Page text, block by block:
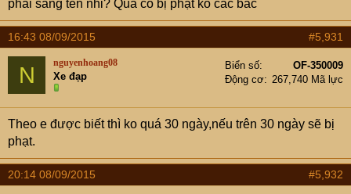
phải sang tên nhỉ? Quá có bị phạt ko các bác
16:43 08/09/2015 #5,931
N nguyenhoang08
Xe đạp
Biển số
OF-350009
Động cơ
267,740 Mã lực
Theo e được biết thì ko quá 30 ngày,nếu trên 30 ngày sẽ bị
phạt.
20:14 08/09/2015 #5,932